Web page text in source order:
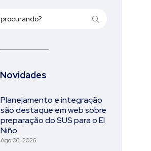
Novidades
Planejamento e integração
são destaque em web sobre
preparação do SUS para o El
Niño
Ago 06, 2026